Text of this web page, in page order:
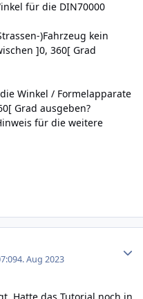
für die DIN70000
)Fahrzeug kein
]0, 360[ Grad
Winkel / Formelapparate
Grad ausgeben?
für die weitere
4. Aug 2023